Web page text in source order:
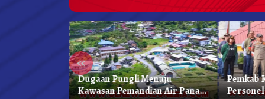
«
Dugaan Pungli Menuju
Kawasan Pemandian Air Panas
Pemkab